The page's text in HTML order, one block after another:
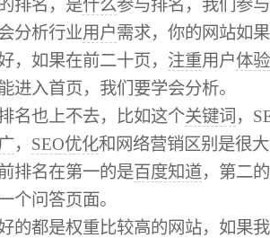
名，是什么参与排名，我们参
分析行业用户需求，你的网站如
，如果在前二十页， 注重用户体验
进入首页，我们要学会分析。
也上不去，比如这个关键词 ，
， SEO优化和网络营销区别是很
排名在第一的是百度知道，第二
个问答页面。
都是权重比较高的网站，如果我